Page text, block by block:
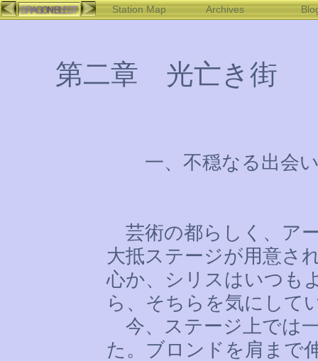
Station Map Archives
第二章 光亡き街
一、不穏なる出会
芸術の都らしく、ア
大抵ステージが用意さ
心か、シリスはいつも
ら、そちらを気にして
今、ステージ上では
た。ブロンドを肩まで